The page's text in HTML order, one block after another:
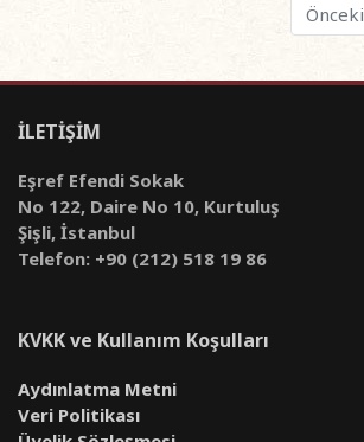
Önceki
İLETİŞİM
Eşref Efendi Sokak
No 122, Daire No 10, Kurtuluş
Şişli, İstanbul
Telefon: +90 (212) 518 19 86
KVKK ve Kullanım Koşulları
Aydınlatma Metni
Veri Politikası